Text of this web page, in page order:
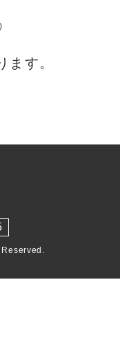
ます。